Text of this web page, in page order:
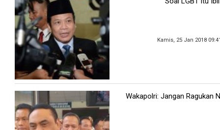
Kamis, 25 Jan 2018
Wakapolri: Jangan Ragukan